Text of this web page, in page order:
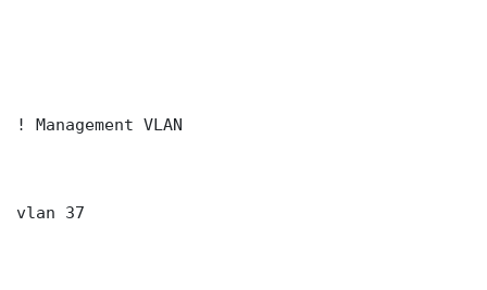
! Management VLAN
vlan 37